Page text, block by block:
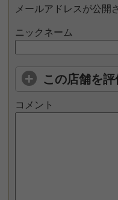
メールアドレスが公開
ニックネーム
この店舗を評
コメント